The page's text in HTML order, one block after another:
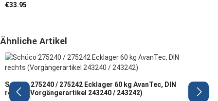
mmProduktmerkmale: DIN-Richtung: rechts(bei nach innen
BefestigungsrosettenHerstellerangaben: Firma: Schüco
Herstellerartikel: 243034 / 275036 (VE = 20)Vorgängerartikel:
223286 / 223288 Hinweis: Wir empfehlen, das Austauschen
von Beschlagteilen sowie das Justieren des Fensters/der Tür
Regular price:
€33.95
Skip product gallery
Ähnliche Artikel
Schüco 275240 / 275242 Ecklager 60 kg AvanTec, DIN
rechts (Vorgängerartikel 243240 / 243242)